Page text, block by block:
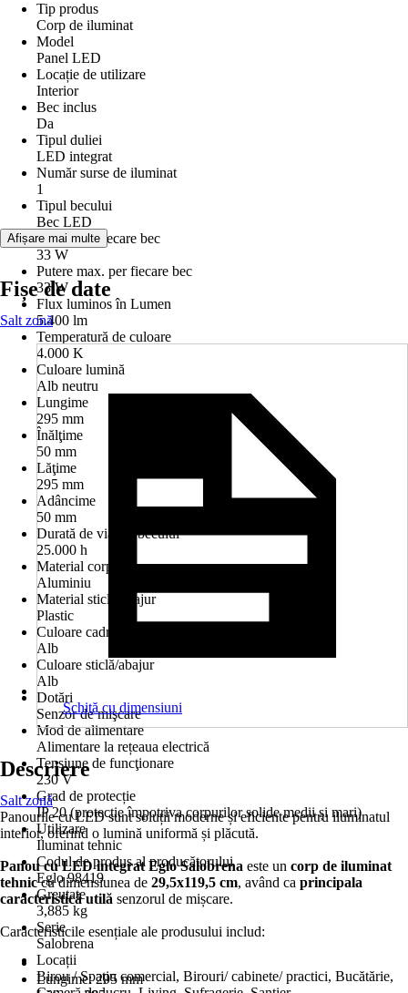
Tip produs
Corp de iluminat
Model
Panel LED
Locație de utilizare
Interior
Bec inclus
Da
Tipul duliei
LED integrat
Număr surse de iluminat
1
Tipul becului
Bec LED
Putere per fiecare bec
33 W
Putere max. per fiecare bec
33 W
Flux luminos în Lumen
5.400 lm
Temperatură de culoare
4.000 K
Culoare lumină
Alb neutru
Lungime
295 mm
Înălţime
50 mm
Lăţime
295 mm
Adâncime
50 mm
Durată de viaţă a becului
25.000 h
Material corp
Aluminiu
Material sticlă/abajur
Plastic
Culoare cadru
Alb
Culoare sticlă/abajur
Alb
Dotări
Senzor de mişcare
Mod de alimentare
Alimentare la rețeaua electrică
Tensiune de funcţionare
230 V
Grad de protecție
IP 20 (protecție împotriva corpurilor solide medii și mari)
Utilizare
Iluminat tehnic
Codul de produs al producătorului
Eglo 98419
Greutate
3,885 kg
Serie
Salobrena
Locații
Birou / Spaţiu comercial, Birouri/ cabinete/ practici, Bucătărie,
Afișare mai multe
Fișe de date
Salt zonă
Schiţă cu dimensiuni
Descriere
Salt zonă
Panourile cu LED sunt soluții moderne și eficiente pentru iluminatul
interior, oferind o lumină uniformă și plăcută.
Panou cu LED integrat Eglo Salobrena este un corp de iluminat
tehniccu dimensiunea de 29,5x119,5 cm, având ca principala
caracteristică utilă senzorul de mișcare.
Caracteristicile esențiale ale produsului includ:
Lungime: 295 mm